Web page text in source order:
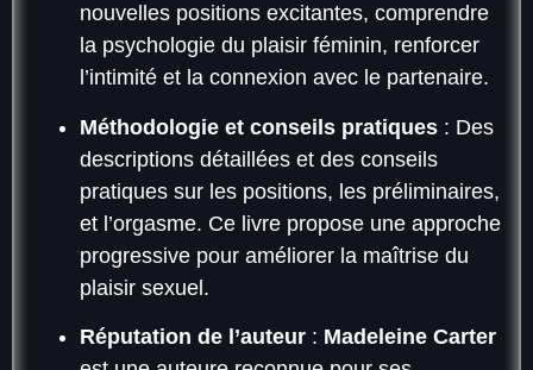
nouvelles positions excitantes, comprendre
la psychologie du plaisir féminin, renforcer
l’intimité et la connexion avec le partenaire.
Méthodologie et conseils pratiques : Des
descriptions détaillées et des conseils
pratiques sur les positions, les préliminaires,
et l’orgasme. Ce livre propose une approche
progressive pour améliorer la maîtrise du
plaisir sexuel.
Réputation de l’auteur : Madeleine Carter